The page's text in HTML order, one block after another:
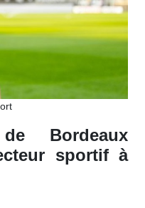
Bordeaux
sportif à